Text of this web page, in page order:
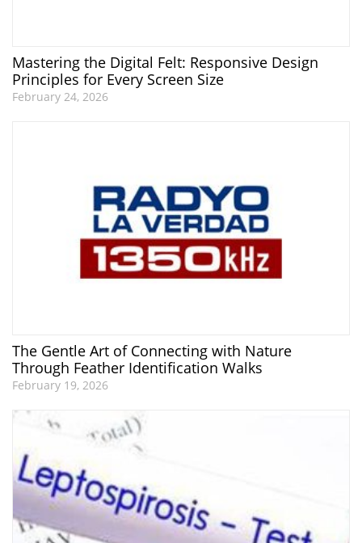
Mastering the Digital Felt: Responsive Design
Principles for Every Screen Size
February 24, 2026
The Gentle Art of Connecting with Nature
Through Feather Identification Walks
February 19, 2026